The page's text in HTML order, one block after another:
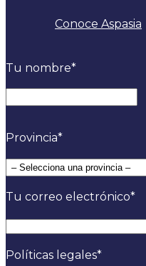
Conoce Aspasia
Tu nombre*
Provincia*
Tu correo electrónico*
Políticas legales*